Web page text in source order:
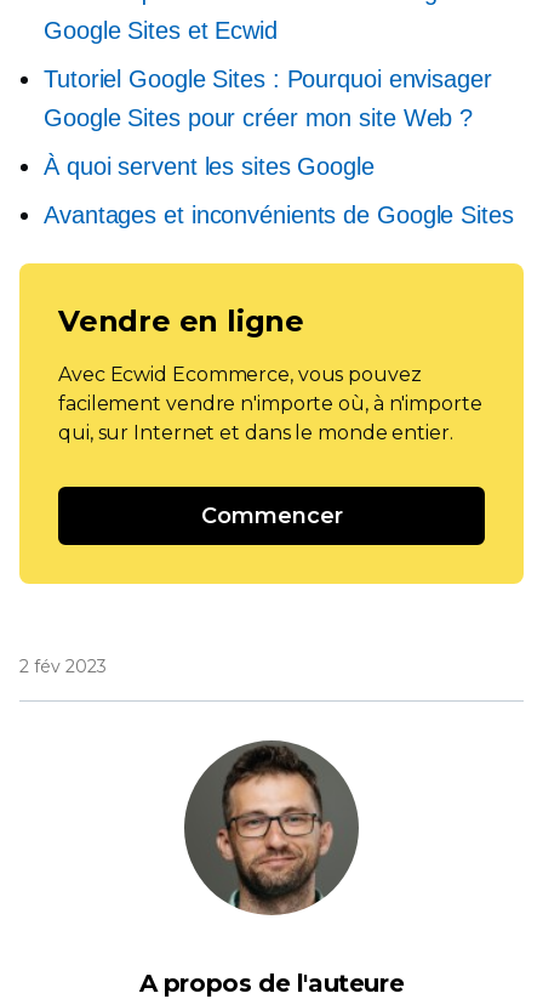
Google Sites et Ecwid
Tutoriel Google Sites : Pourquoi envisager
Google Sites pour créer mon site Web ?
À quoi servent les sites Google
Avantages et inconvénients de Google Sites
Vendre en ligne
Avec Ecwid Ecommerce, vous pouvez
facilement vendre n'importe où, à n'importe
qui, sur Internet et dans le monde entier.
Commencer
2 fév 2023
A propos de l'auteure